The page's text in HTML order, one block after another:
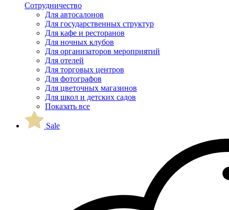
Сотрудничество
Для автосалонов
Для государственных структур
Для кафе и ресторанов
Для ночных клубов
Для организаторов мероприятий
Для отелей
Для торговых центров
Для фотографов
Для цветочных магазинов
Для школ и детских садов
Показать все
Sale